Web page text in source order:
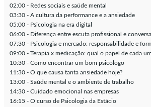
02:00 - Redes sociais e saúde mental
03:30 - A cultura da performance e a ansiedade
05:00 - Psicologia na era digital
06:00 - Diferença entre escuta profissional e
07:30 - Psicologia e mercado: responsabilidade e
09:00 - Terapia x medicação: qual o papel de cada
10:30 - Como encontrar um bom psicólogo
11:30 - O que causa tanta ansiedade hoje?
13:00 - Saúde mental e o ambiente de trabalho
14:30 - Cuidado emocional nas empresas
16:15 - O curso de Psicologia da Estácio